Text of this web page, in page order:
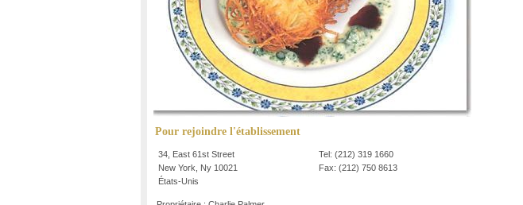
Pour rejoindre l'établissement
34, East 61st Street
New York, Ny 10021
États-Unis
Tel: (212) 319 1660
Fax: (212) 750 8613